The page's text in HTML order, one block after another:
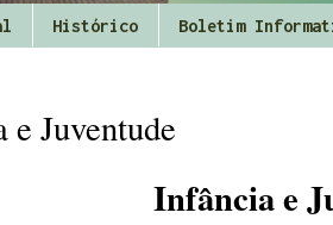
Histórico Boletim
Juventude
Infância e